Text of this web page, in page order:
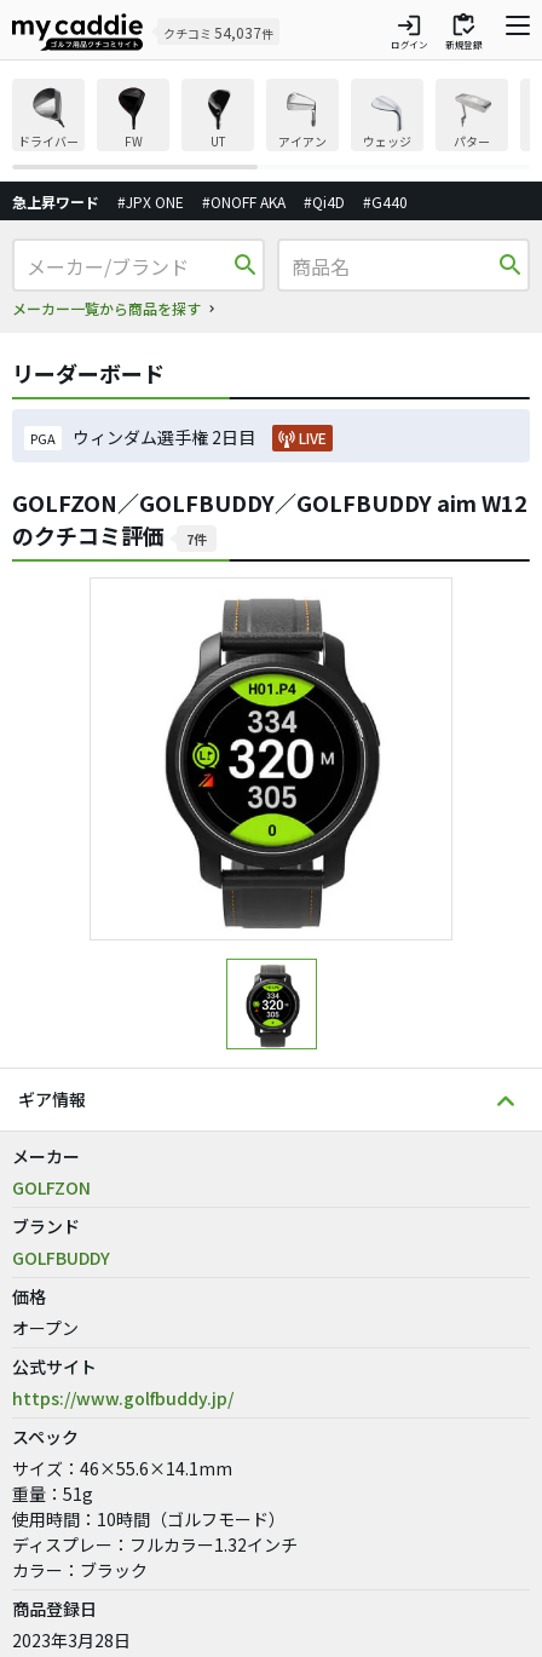
クチコミ 54,037件 login
ログイン
inventory
新規登録
ドライバー FW UT アイアン ウェッジ パター
急上昇ワード #JPX ONE #ONOFF AKA #Qi4D #G440
search
メーカー一覧から商品を探す
search
リーダーボード
PGA ウィンダム選手権 2日目 LIVE
GOLFZON／GOLFBUDDY／GOLFBUDDY aim W12
のクチコミ評価
7件
ギア情報
メーカー
GOLFZON
ブランド
GOLFBUDDY
価格
オープン
公式サイト
https://www.golfbuddy.jp/
スペック
サイズ：46×55.6×14.1mm
重量：51g
使用時間：10時間（ゴルフモード）
ディスプレー：フルカラー1.32インチ
カラー：ブラック
商品登録日
2023年3月28日